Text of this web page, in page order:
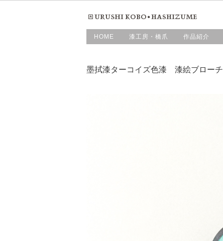
HOME 漆工房・橋爪 作品紹介
墨拭漆ターコイズ色漆 漆絵ブローチ